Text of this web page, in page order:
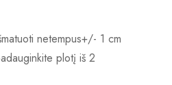
netempus+/- 1 cm
plotį iš 2